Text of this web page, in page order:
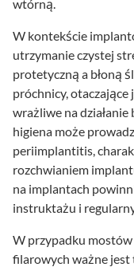
wtórną.
W kontekście
utrzymanie czystej
protetyczną a błoną
próchnicy,
wrażliwe na
higiena może
periimplantitis,
rozchwianiem
na implantach
instruktażu i
W przypadku
filarowych ważne jest